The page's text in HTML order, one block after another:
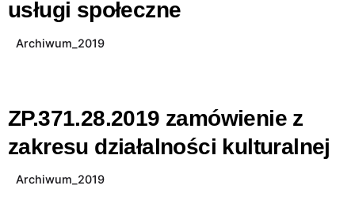
usługi społeczne
Archiwum_2019
ZP.371.28.2019 zamówienie z
zakresu działalności kulturalnej
Archiwum_2019